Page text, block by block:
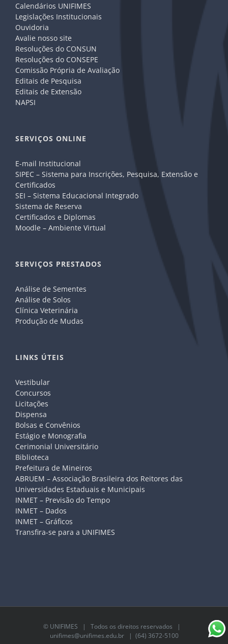
Calendários UNIFIMES
Legislações Institucionais
Ouvidoria
Avalie nosso site
Resoluções do CONSUN
Resoluções do CONSEPE
Comissão Própria de Avaliação
Editais de Pesquisa
Editais de Extensão
NAPSI
SERVIÇOS ONLINE
E-mail Institucional
SIPEC – Sistema para Inscrições, Pesquisa, Extensão e
Certificados
SEI – Sistema Educacional Integrado
Sistema de Reserva
Certificados e Diplomas
Moodle – Ambiente Virtual
SERVIÇOS PRESTADOS
Análise de Sementes
Análise de Solos
Clínica Veterinária
Produção de Mudas
LINKS ÚTEIS
Vestibular
Concursos
Licitações
Dispensa
Bolsas e Convênios
Estágio e Monografia
Cerimonial Universitário
Biblioteca
Prefeitura de Mineiros
ABRUEM – Associação Brasileira dos Reitores das
Universidades Estaduais e Municipais
INMET – Previsão do Tempo
INMET – Dados
INMET – Gráficos
Transfira-se para a UNIFIMES
© UNIFIMES | Todos os direitos reservados |
unifimes@unifimes.edu.br| (64) 3672-5100